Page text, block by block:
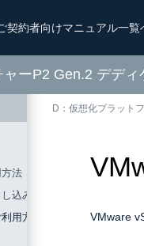
契約者向けマニュアル一覧
ーP2 Gen.2 デデ
D：仮想化プラット
VMware
法
込み方法
用方法